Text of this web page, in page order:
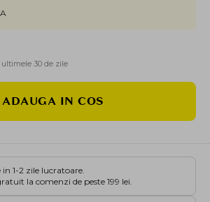
30 de zile
ADAUGA IN COS
1-2 zile lucratoare.
la comenzi de peste 199 lei.